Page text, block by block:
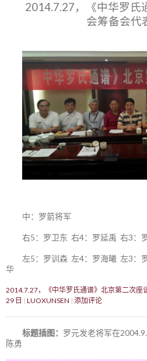
2014.7.27，《中华罗氏
会筹备会代
中：罗箭将军
右5：罗卫东 右4：罗延禹 右3：
左5：罗训森 左4：罗海曦 左3：
华
2014.7.27，《中华罗氏通谱》北京第二次座
29 日
LUOXUNSEN 添加评论
标题插图： 罗元发老将军在
陈勇